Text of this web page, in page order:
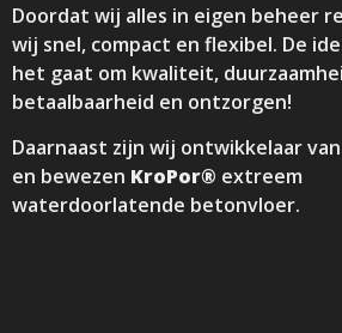
Doordat wij alles in eigen beheer
wij snel, compact en flexibel. De
het gaat om kwaliteit,
betaalbaarheid en ontzorgen!
Daarnaast zijn wij ontwikkelaar
en bewezen KroPor® extreem
waterdoorlatende betonvloer.